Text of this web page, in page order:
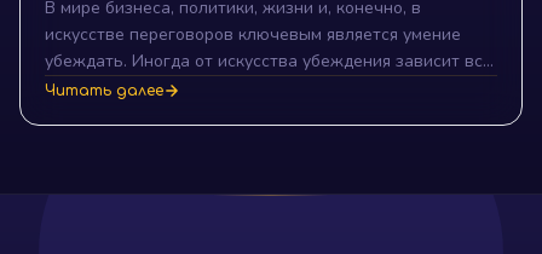
В мире бизнеса, политики, жизни и, конечно, в
искусстве переговоров ключевым является умение
убеждать. Иногда от искусства убеждения зависит все:
от заключения миллионного контракта до выбора
Читать далее